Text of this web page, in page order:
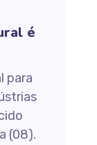
é
para
(08).